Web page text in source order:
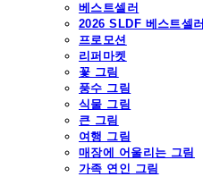
베스트셀러
2026 SLDF 베스트셀러
프로모션
리퍼마켓
꽃 그림
풍수 그림
식물 그림
큰 그림
여행 그림
매장에 어울리는 그림
가족 연인 그림